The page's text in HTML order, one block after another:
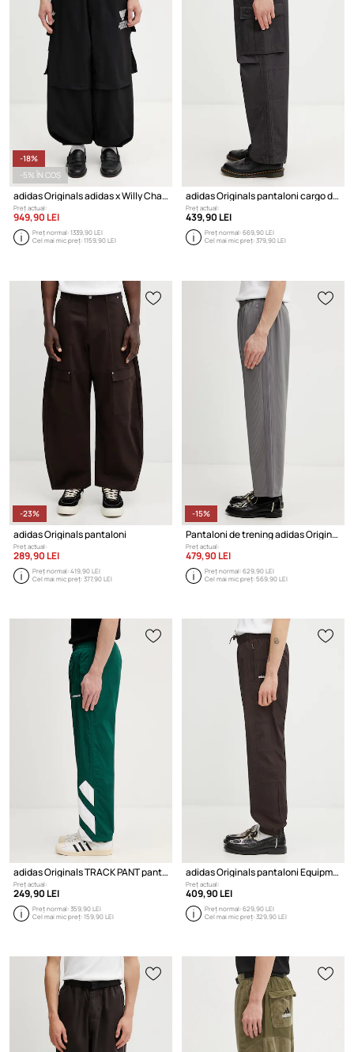
-18%
-5% ÎN COȘ
adidas Originals adidas x Willy Chavaria pantaloni de trening pentru bărbați
Preț actual:
949,90 LEI
Preț normal:1339,90 LEI
Cel mai mic preț:1159,90 LEI
adidas Originals pantaloni cargo din bumbac pentru bărbați
Preț actual:
439,90 LEI
Preț normal:669,90 LEI
Cel mai mic preț:379,90 LEI
-23%
adidas Originals pantaloni
Preț actual:
289,90 LEI
Preț normal:419,90 LEI
Cel mai mic preț:377,90 LEI
-15%
Pantaloni de trening adidas Originals Firebird
Preț actual:
479,90 LEI
Preț normal:629,90 LEI
Cel mai mic preț:569,90 LEI
adidas Originals TRACK PANT pantaloni straight pentru bărbați
Preț actual:
249,90 LEI
Preț normal:359,90 LEI
Cel mai mic preț:159,90 LEI
adidas Originals pantaloni Equipment Track Pants
Preț actual:
409,90 LEI
Preț normal:629,90 LEI
Cel mai mic preț:329,90 LEI